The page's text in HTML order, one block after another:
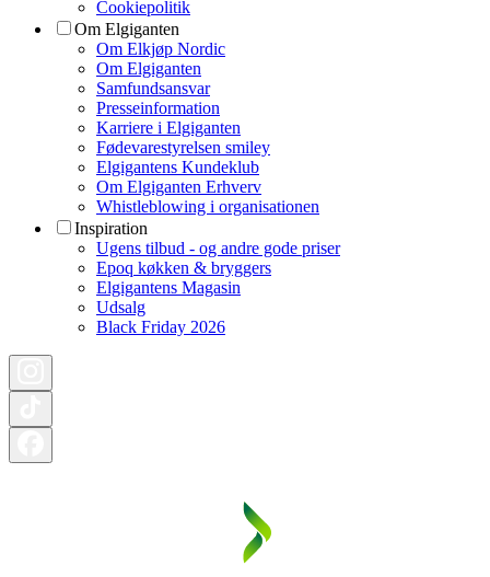
Cookiepolitik
Om Elgiganten
Om Elkjøp Nordic
Om Elgiganten
Samfundsansvar
Presseinformation
Karriere i Elgiganten
Fødevarestyrelsen smiley
Elgigantens Kundeklub
Om Elgiganten Erhverv
Whistleblowing i organisationen
Inspiration
Ugens tilbud - og andre gode priser
Epoq køkken & bryggers
Elgigantens Magasin
Udsalg
Black Friday 2026